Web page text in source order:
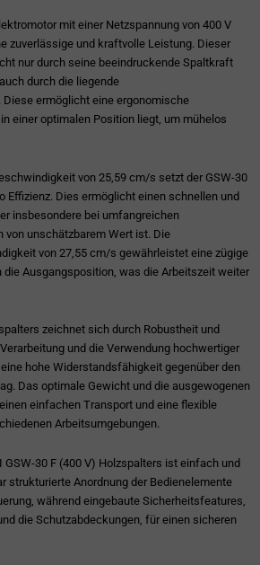
mit einer Netzspannung von 400 V
zuverlässige und kraftvolle Leistung. Dieser
nur durch seine beeindruckende Spaltkraft
durch die liegende
ermöglicht eine ergonomische
einer optimalen Position liegt, um mühelos
von 25,59 cm/s setzt der GSW-30
Effizienz. Dies ermöglicht einen schnellen und
insbesondere bei umfangreichen
von unschätzbarem Wert ist. Die
von 27,55 cm/s gewährleistet eine zügige
die Ausgangsposition, was die Arbeitszeit weiter
zeichnet sich durch Robustheit und
und die Verwendung hochwertiger
hohe Widerstandsfähigkeit gegenüber den
Das optimale Gewicht und die ausgewogenen
einfachen Transport und eine flexible
Arbeitsumgebungen.
GSW-30 F (400 V) Holzspalters ist einfach und
strukturierte Anordnung der Bedienelemente
während eingebaute Sicherheitsfeatures,
die Schutzabdeckungen, für einen sicheren